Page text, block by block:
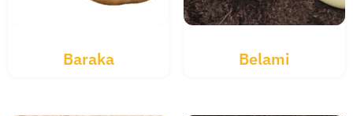
Baraka Belami